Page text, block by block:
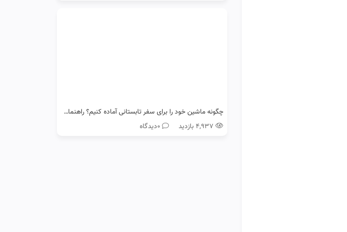
چگونه ماشین خود را برای سفر تابستانی آماده کنیم؟ راهنمای کامل رانندگان رنو
۴,۹۳۷ بازدید
0دیدگاه